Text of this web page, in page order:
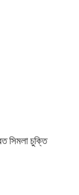
সিমলা চুক্তি